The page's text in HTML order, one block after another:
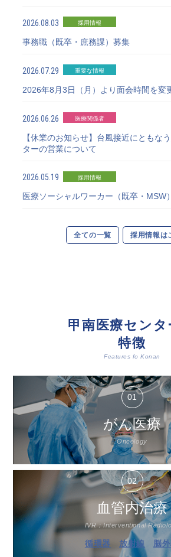
2026.08.03 採用情報
事務職（既卒・庶務課）募集
2026.07.29 重要な情報
2026年8月3日（月）より面会時間を変
2026.06.26 医療関係者
【休業のお知らせ】台風接近にともな
ターの営業について
2026.05.19 採用情報
医療ソーシャルワーカー（既卒・MSW
全ての一覧 採用情報は
甲南医療センタ
特徴
Features fo Konan
がん医療
Oncology
血管内治療
IVR：Interventional
循環器 放射線 脳